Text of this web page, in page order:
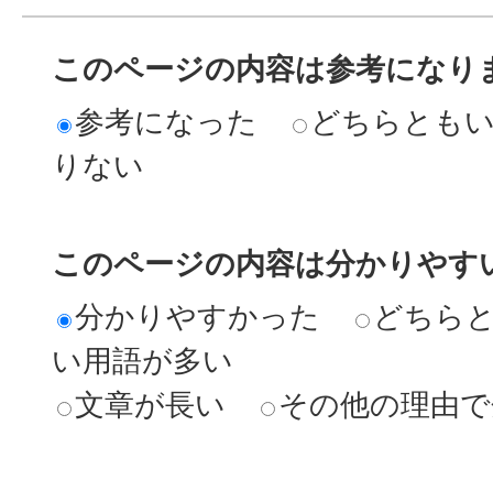
このページの内容は参考になり
参考になった
どちらとも
りない
このページの内容は分かりやす
分かりやすかった
どちら
い用語が多い
文章が長い
その他の理由